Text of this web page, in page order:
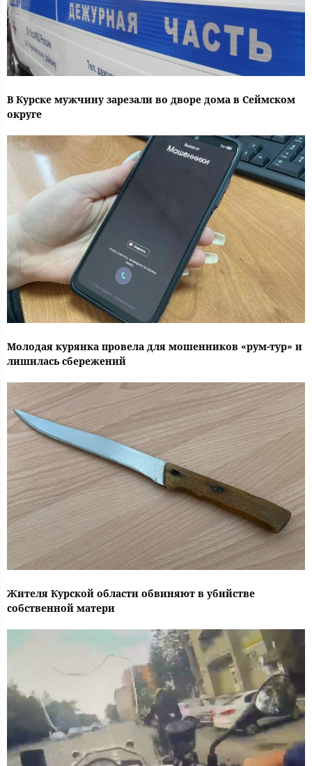
В Курске мужчину зарезали во дворе дома в Сеймском
округе
Молодая курянка провела для мошенников «рум-тур» и
лишилась сбережений
Жителя Курской области обвиняют в убийстве
собственной матери